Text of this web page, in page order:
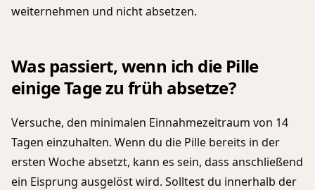
weiternehmen und nicht absetzen.
Was passiert, wenn ich die Pille
einige Tage zu früh absetze?
Versuche, den minimalen Einnahmezeitraum von 14
Tagen einzuhalten. Wenn du die Pille bereits in der
ersten Woche absetzt, kann es sein, dass anschließend
ein Eisprung ausgelöst wird. Solltest du innerhalb der